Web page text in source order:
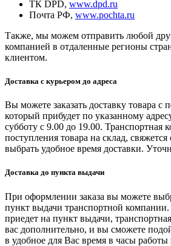
ТК DPD, www.dpd.ru
Почта РФ, www.pochta.ru
Также, мы можем отправить любой
компанией в отдаленные регионы
клиентом.
Доставка с курьером до адреса
Вы можете заказать доставку товара с
который прибудет по указанному
субботу с 9.00 до 19.00. Транспортная
поступления товара на склад,
выбрать удобное время доставки.
Доставка до пункта выдачи
При оформлении заказа вы можете
пункт выдачи транспортной
приедет на пункт выдачи,
вас дополнительно, и вы сможете
в удобное для Вас время в часы